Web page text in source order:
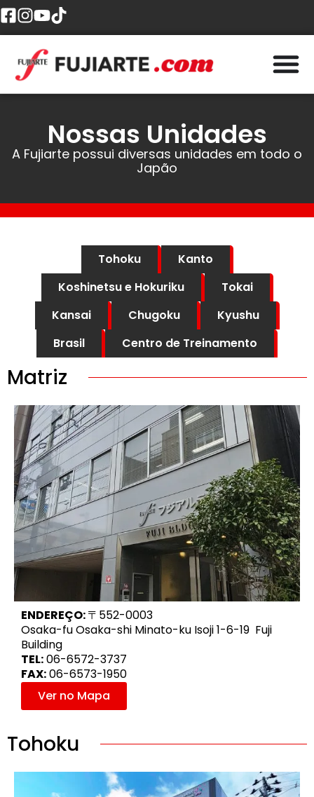
Nossas Unidades
A Fujiarte possui diversas unidades em todo o
Japão
Tohoku
Kanto
Koshinetsu e Hokuriku
Tokai
Kansai
Chugoku
Kyushu
Brasil
Centro de Treinamento
Matriz
ENDEREÇO:〒552-0003
Osaka-fu Osaka-shi Minato-ku Isoji 1-6-19 Fuji
Building
TEL:06-6572-3737
FAX:06-6573-1950
Ver no Mapa
Tohoku